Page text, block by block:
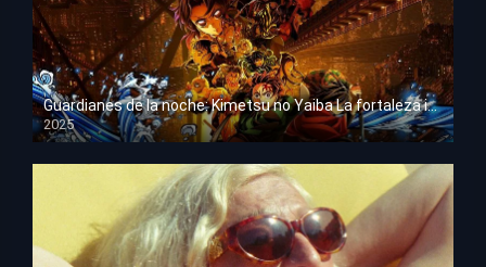
Guardianes de la noche: Kimetsu no Yaiba La fortaleza infinita
2025
HD 1080p